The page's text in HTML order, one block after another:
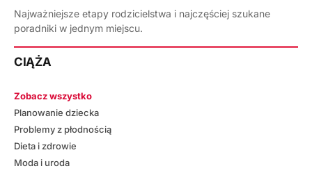
Najważniejsze etapy rodzicielstwa i najczęściej szukane
poradniki w jednym miejscu.
CIĄŻA
Zobacz wszystko
Planowanie dziecka
Problemy z płodnością
Dieta i zdrowie
Moda i uroda